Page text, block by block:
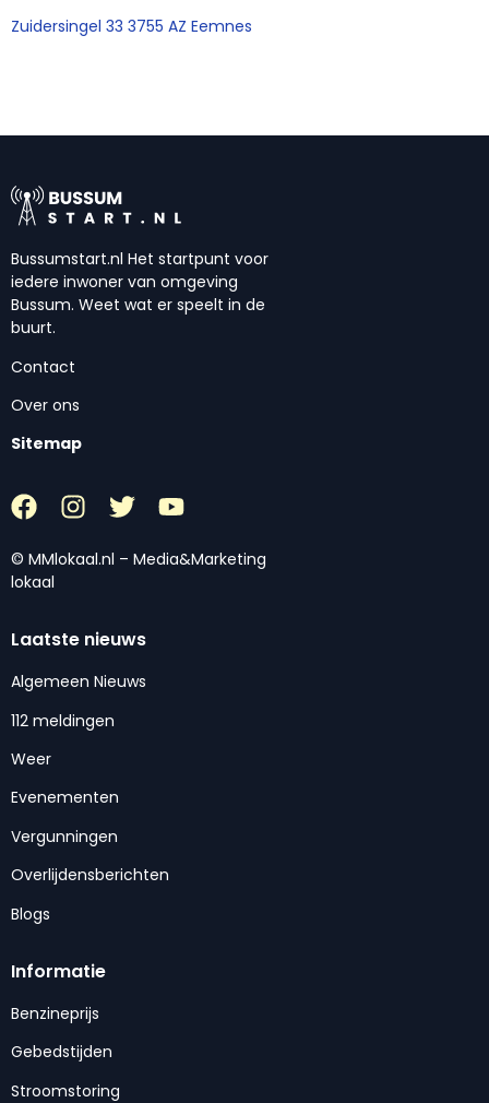
Zuidersingel 33 3755 AZ Eemnes
Bussumstart.nl Het startpunt voor
iedere inwoner van omgeving
Bussum. Weet wat er speelt in de
buurt.
Contact
Over ons
Sitemap
© MMlokaal.nl – Media&Marketing
lokaal
Laatste nieuws
Algemeen Nieuws
112 meldingen
Weer
Evenementen
Vergunningen
Overlijdensberichten
Blogs
Informatie
Benzineprijs
Gebedstijden
Stroomstoring